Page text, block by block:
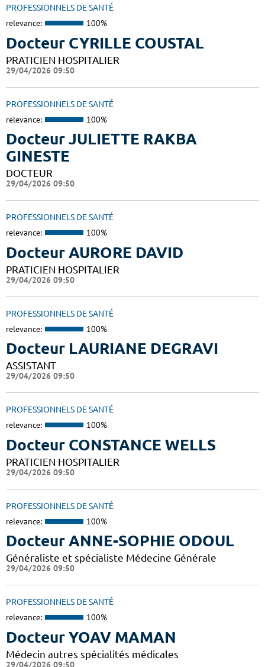
PROFESSIONNELS DE SANTÉ
relevance: 100%
Docteur CYRILLE COUSTAL
PRATICIEN HOSPITALIER
29/04/2026 09:50
PROFESSIONNELS DE SANTÉ
relevance: 100%
Docteur JULIETTE RAKBA
GINESTE
DOCTEUR
29/04/2026 09:50
PROFESSIONNELS DE SANTÉ
relevance: 100%
Docteur AURORE DAVID
PRATICIEN HOSPITALIER
29/04/2026 09:50
PROFESSIONNELS DE SANTÉ
relevance: 100%
Docteur LAURIANE DEGRAVI
ASSISTANT
29/04/2026 09:50
PROFESSIONNELS DE SANTÉ
relevance: 100%
Docteur CONSTANCE WELLS
PRATICIEN HOSPITALIER
29/04/2026 09:50
PROFESSIONNELS DE SANTÉ
relevance: 100%
Docteur ANNE-SOPHIE ODOUL
Généraliste et spécialiste Médecine Générale
29/04/2026 09:50
PROFESSIONNELS DE SANTÉ
relevance: 100%
Docteur YOAV MAMAN
Médecin autres spécialités médicales
29/04/2026 09:50